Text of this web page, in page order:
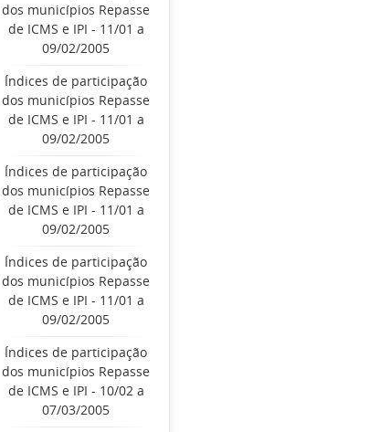
dos municípios Repasse
de ICMS e IPI - 11/01 a
09/02/2005
Índices de participação
dos municípios Repasse
de ICMS e IPI - 11/01 a
09/02/2005
Índices de participação
dos municípios Repasse
de ICMS e IPI - 11/01 a
09/02/2005
Índices de participação
dos municípios Repasse
de ICMS e IPI - 11/01 a
09/02/2005
Índices de participação
dos municípios Repasse
de ICMS e IPI - 10/02 a
07/03/2005